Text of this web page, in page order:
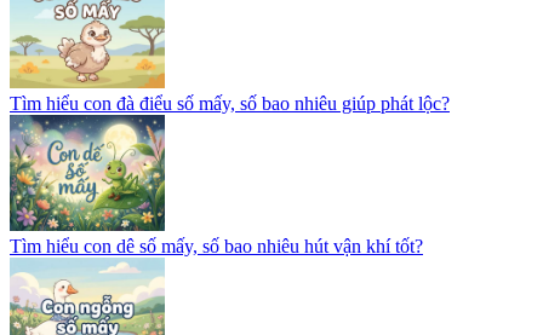
Tìm hiểu con đà điểu số mấy, số bao nhiêu giúp phát lộc?
Tìm hiểu con dê số mấy, số bao nhiêu hút vận khí tốt?